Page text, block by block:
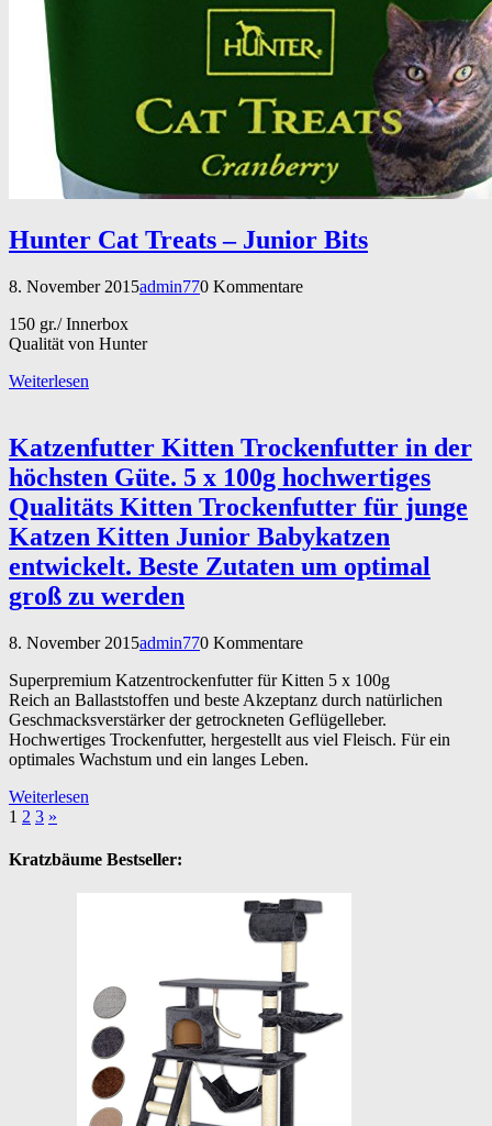
Hunter Cat Treats – Junior Bits
8. November 2015admin770 Kommentare
150 gr./ Innerbox
Qualität von Hunter
Weiterlesen
Katzenfutter Kitten Trockenfutter in der
höchsten Güte. 5 x 100g hochwertiges
Qualitäts Kitten Trockenfutter für junge
Katzen Kitten Junior Babykatzen
entwickelt. Beste Zutaten um optimal
groß zu werden
8. November 2015admin770 Kommentare
Superpremium Katzentrockenfutter für Kitten 5 x 100g
Reich an Ballaststoffen und beste Akzeptanz durch natürlichen
Geschmacksverstärker der getrockneten Geflügelleber.
Hochwertiges Trockenfutter, hergestellt aus viel Fleisch. Für ein
optimales Wachstum und ein langes Leben.
Weiterlesen
1 2 3 »
Kratzbäume Bestseller: